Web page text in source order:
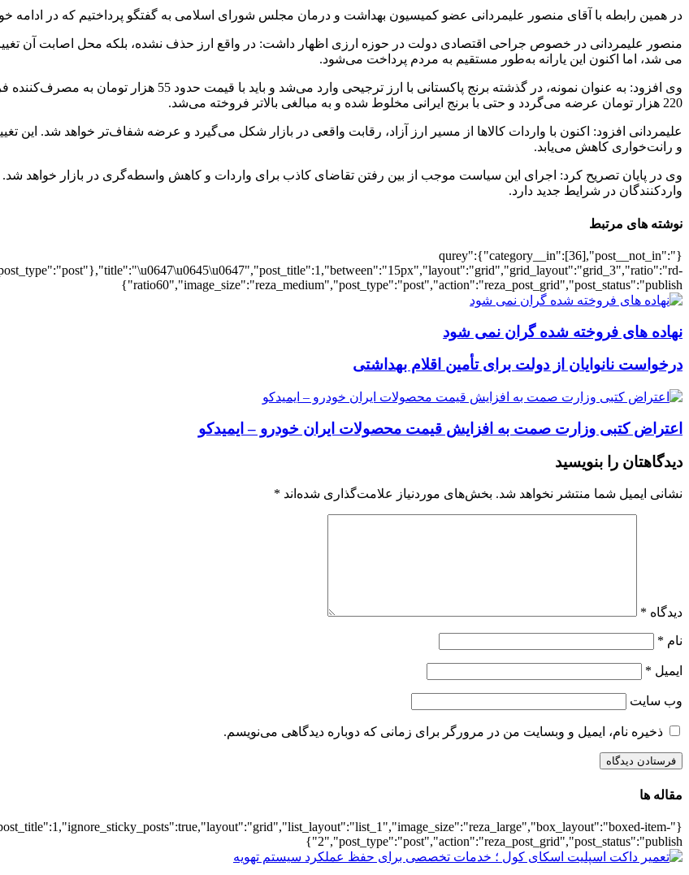
در همین رابطه با آقای منصور علیمردانی عضو کمیسیون بهداشت و درمان مجلس شورای اسلامی به گفتگو پرداختیم که در ادامه
منصور علیمردانی در خصوص جراحی اقتصادی دولت در حوزه ارزی اظهار داشت: در واقع ارز حذف نشده، بلکه محل اصابت آن
می شد، اما اکنون این یارانه به‌طور مستقیم به مردم پرداخت می‌شود.
220 هزار تومان عرضه می‌گردد و حتی با برنج ایرانی مخلوط شده و به مبالغی بالاتر فروخته می‌شد.
علیمردانی افزود: اکنون با واردات کالاها از مسیر ارز آزاد، رقابت واقعی در بازار شکل می‌گیرد و عرضه شفاف‌تر خواهد شد. این
و رانت‌خواری کاهش می‌یابد.
وی در پایان تصریح کرد: اجرای این سیاست موجب از بین رفتن تقاضای کاذب برای واردات و کاهش واسطه‌گری در بازار خواهد شد.
واردکنندگان در شرایط جدید دارد.
نوشته های مرتبط
{"qurey":{"category__in":[36],"post__not_in":
ratio60","image_size":"reza_medium","post_type":"post","action":"reza_post_grid","post_status":"publish"}
نهاده های فروخته شده گران نمی شود
درخواست نانوایان از دولت برای تأمین اقلام بهداشتی
اعتراض کتبی وزارت صمت به افزایش قیمت محصولات ایران خودرو – ایمیدکو
دیدگاهتان را بنویسید
نشانی ایمیل شما منتشر نخواهد شد. بخش‌های موردنیاز علامت‌گذاری شده‌اند *
دیدگاه *
نام *
ایمیل *
وب‌ سایت
ذخیره نام، ایمیل و وبسایت من در مرورگر برای زمانی که دوباره دیدگاهی می‌نویسم.
مقاله ها
item-
2","post_type":"post","action":"reza_post_grid","post_status":"publish"}